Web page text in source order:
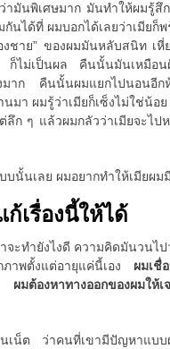
ามันพิเศษมาก มันทำให้ผมรู้สึ
กันได้ที่ ผมบอกได้เลยว่าเมียก็
ชาย” ของผมมันหลับสนิท เหี่
ก็ไม่เป็นผล คืนนั้นมันเหมือน
งมาก คืนนั้นผมแยกไปนอนอี
มา ผมรู้ว่าเมียก็เซ็งไม่ใช่น้อย
ก ๆ แล้วผมกลัวว่าเมียจะไป
บนั้นเลย ผมอยากทำให้เมียผม
เรื่องนี้ให้ได้
จะทำยังไงดี ความคิดมันวนไ
ภาพตั้งแต่อายุแค่นี้เอง ผมเชื่
ผมต้องหาทางออกของผมให้
เน็ต ว่าคนที่เขามีปัญหาแบบ